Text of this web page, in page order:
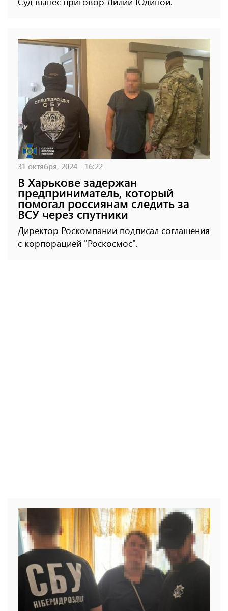
31 октября, 2024 - 16:22
В Харькове задержан
предприниматель, который
помогал россиянам следить за
ВСУ через спутники
Директор Роскомпании подписал соглашения
с корпорацией "Роскосмос".